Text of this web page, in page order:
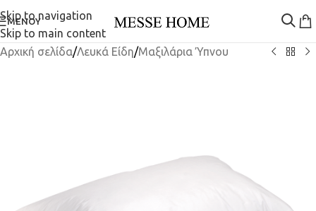
Skip to navigation
Skip to main content
ΜΕΝΟΎ
Αρχική σελίδα/Λευκά Είδη/Μαξιλάρια Ύπνου